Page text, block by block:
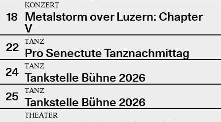
18
KONZERT
Metalstorm over Luzern: Chapter
V
22
TANZ
Pro Senectute Tanznachmittag
24
TANZ
Tankstelle Bühne 2026
25
TANZ
Tankstelle Bühne 2026
THEATER